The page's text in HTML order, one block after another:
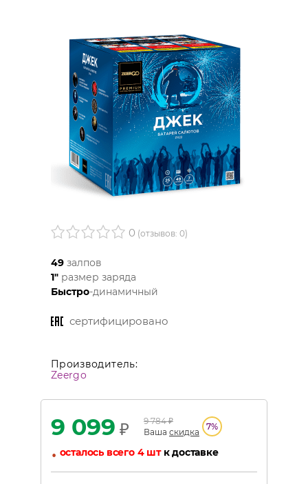
0 (отзывов: 0)
49 залпов
1" размер заряда
Быстро-динамичный
сертифицировано
Производитель:
Zeergo
9 099 ₽ 9 784₽
Ваша скидка
7%
• осталось всего 4 штк доставке